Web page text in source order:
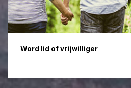
Word lid of vrijwilliger